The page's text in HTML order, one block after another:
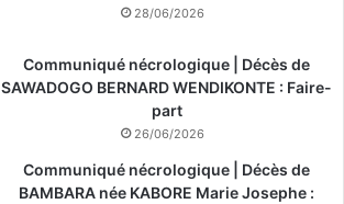
28/06/2026
Communiqué nécrologique | Décès de
SAWADOGO BERNARD WENDIKONTE : Faire-
part
26/06/2026
Communiqué nécrologique | Décès de
BAMBARA née KABORE Marie Josephe :